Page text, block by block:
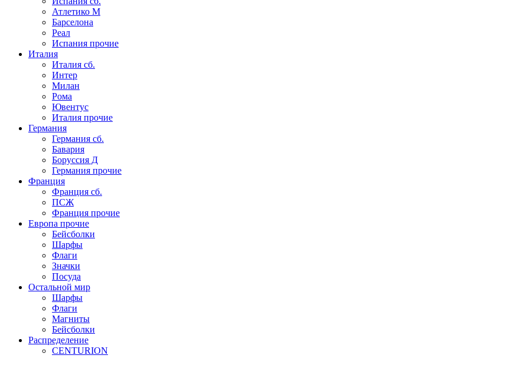
Атлетико М
Барселона
Реал
Испания прочие
Италия
Италия сб.
Интер
Милан
Рома
Ювентус
Италия прочие
Германия
Германия сб.
Бавария
Боруссия Д
Германия прочие
Франция
Франция сб.
ПСЖ
Франция прочие
Европа прочие
Бейсболки
Шарфы
Флаги
Значки
Посуда
Остальной мир
Шарфы
Флаги
Магниты
Бейсболки
Распределение
CENTURION